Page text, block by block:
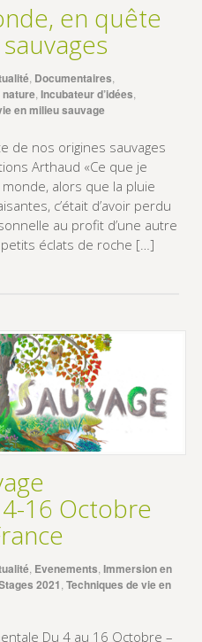
en quête
, Documentaires
nature, Incubateur d’idées
en milieu sauvage
de nos origines sauvages
Arthaud «Ce que je
alors que la pluie
c’était d’avoir perdu
au profit d’une autre
éclats de roche […]
16 Octobre
, Evenements Immersion en
2021 Techniques de vie en
Du 4 au 16 Octobre –